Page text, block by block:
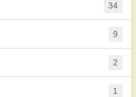
34
9
2
1